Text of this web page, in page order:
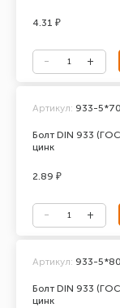
4.31 ₽
Болт DIN 933
цинк
Артикул: 933-5*70
2.89 ₽
Болт DIN 933
цинк
Артикул: 933-5*80